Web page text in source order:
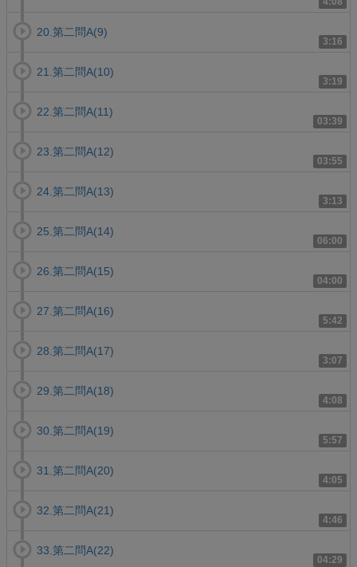
3:16
20.第二問A(9)
3:19
21.第二問A(10)
03:39
22.第二問A(11)
03:55
23.第二問A(12)
3:13
24.第二問A(13)
06:00
25.第二問A(14)
04:00
26.第二問A(15)
5:42
27.第二問A(16)
3:07
28.第二問A(17)
4:08
29.第二問A(18)
5:57
30.第二問A(19)
4:05
31.第二問A(20)
4:46
32.第二問A(21)
04:29
33.第二問A(22)